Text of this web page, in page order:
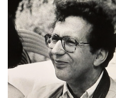
Agenda
Les éditions
Diffusion
Médiation culturelle
Manuscrits
Foreign rights